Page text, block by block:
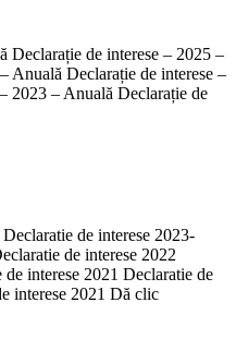
Declarație de interese – 2025 –
Anuală Declarație de interese –
2023 – Anuală Declarație de
de interese 2023-
de interese 2022
interese 2021 Declaratie de
interese 2021 Dă clic